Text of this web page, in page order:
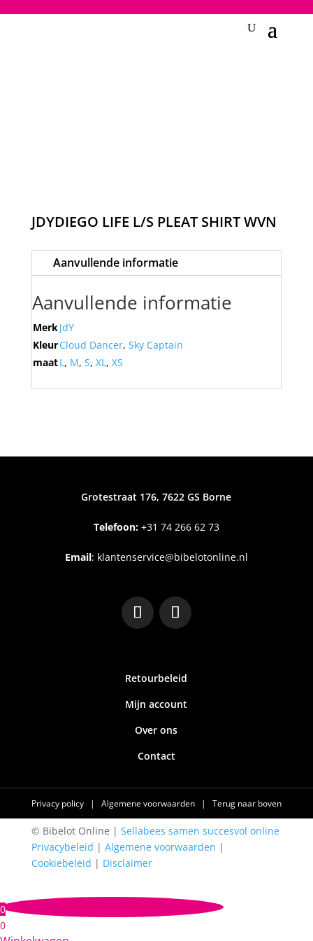
JDYDIEGO LIFE L/S PLEAT SHIRT WVN
Aanvullende informatie
Aanvullende informatie
MerkJdY
KleurCloud Dancer, Sky Captain
maatL, M, S, XL, XS
Grotestraat 176, 7622 GS Borne
Telefoon:+31 74 266 62 73
Email: klantenservice@bibelotonline.nl
Retourbeleid
Mijn account
Over ons
Contact
Privacy policy | Algemene voorwaarden | Terug naar boven
© Bibelot Online | Sellabees samen succesvol online
Privacybeleid | Algemene voorwaarden |
Cookiebeleid | Disclaimer
0
0